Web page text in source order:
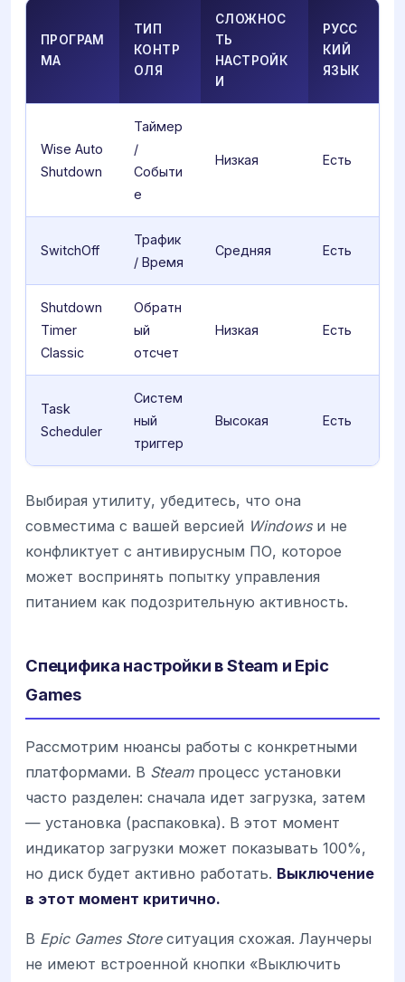
ПРОГРАМ
МА
ТИП
КОНТР
ОЛЯ
СЛОЖНОС
ТЬ
НАСТРОЙК
И
РУСС
КИЙ
ЯЗЫК
Wise Auto
Shutdown
Таймер
/
Событи
е
Низкая Есть
SwitchOff
Трафик
/ Время
Средняя Есть
Shutdown
Timer
Classic
Обратн
ый
отсчет
Низкая Есть
Task
Scheduler
Систем
ный
триггер
Высокая Есть
Выбирая утилиту, убедитесь, что она
совместима с вашей версией Windowsи не
конфликтует с антивирусным ПО, которое
может воспринять попытку управления
питанием как подозрительную активность.
Специфика настройки в Steam и Epic
Games
Рассмотрим нюансы работы с конкретными
платформами. В Steamпроцесс установки
часто разделен: сначала идет загрузка, затем
— установка (распаковка). В этот момент
индикатор загрузки может показывать 100%,
но диск будет активно работать. Выключение
в этот момент критично.
В Epic Games Storeситуация схожая. Лаунчеры
не имеют встроенной кнопки «Выключить